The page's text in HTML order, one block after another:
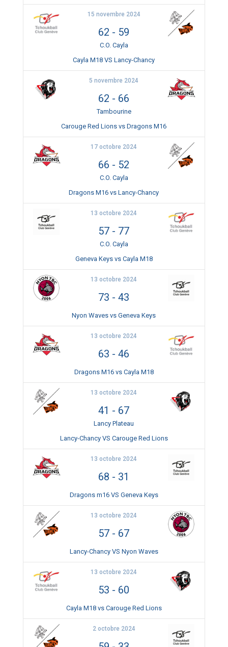
15 novembre 2024
62 - 59
C.O. Cayla
Cayla M18 VS Lancy-Chancy
5 novembre 2024
62 - 66
Tambourine
Carouge Red Lions vs Dragons M16
17 octobre 2024
66 - 52
C.O. Cayla
Dragons M16 vs Lancy-Chancy
13 octobre 2024
57 - 77
C.O. Cayla
Geneva Keys vs Cayla M18
13 octobre 2024
73 -43
Nyon Waves vs Geneva Keys
13 octobre 2024
63 -46
Dragons M16 vs Cayla M18
13 octobre 2024
41 - 67
Lancy Plateau
Lancy-Chancy VS Carouge Red Lions
13 octobre 2024
68 - 31
Dragons m16 VS Geneva Keys
13 octobre 2024
57 - 67
Lancy-Chancy VS Nyon Waves
13 octobre 2024
53 - 60
Cayla M18 vs Carouge Red Lions
2 octobre 2024